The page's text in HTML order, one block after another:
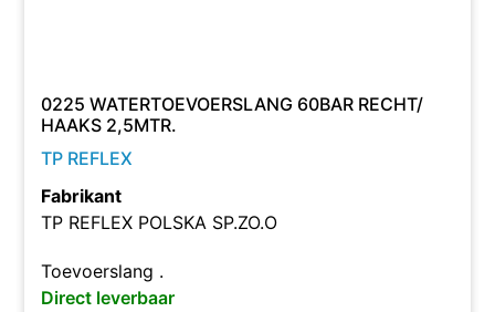
0225 WATERTOEVOERSLANG 60BAR RECHT/
HAAKS 2,5MTR.
TP REFLEX
Fabrikant
TP REFLEX POLSKA SP.ZO.O
Toevoerslang .
Direct leverbaar